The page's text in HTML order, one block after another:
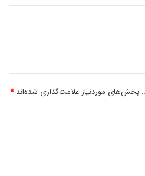
بخش‌های موردنیاز علامت‌گذاری شده‌اند*